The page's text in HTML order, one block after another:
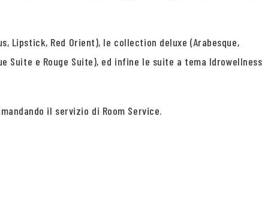
Red Orient), le collection deluxe (Arabesque,
Suite e Rouge Suite), ed infine le suite a tema Idrowellness
il servizio di Room Service.